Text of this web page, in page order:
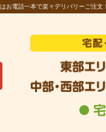
お電話一本で楽々デリバリーご注